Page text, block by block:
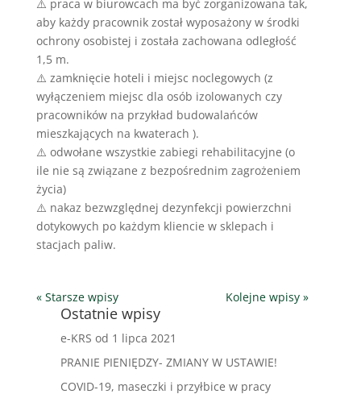
⚠️ praca w biurowcach ma być zorganizowana tak,
aby każdy pracownik został wyposażony w środki
ochrony osobistej i została zachowana odległość
1,5 m.
⚠️ zamknięcie hoteli i miejsc noclegowych (z
wyłączeniem miejsc dla osób izolowanych czy
pracowników na przykład budowalańców
mieszkających na kwaterach ).
⚠️ odwołane wszystkie zabiegi rehabilitacyjne (o
ile nie są związane z bezpośrednim zagrożeniem
życia)
⚠️ nakaz bezwzględnej dezynfekcji powierzchni
dotykowych po każdym kliencie w sklepach i
stacjach paliw.
« Starsze wpisy Kolejne wpisy »
Ostatnie wpisy
e-KRS od 1 lipca 2021
PRANIE PIENIĘDZY- ZMIANY W USTAWIE!
COVID-19, maseczki i przyłbice w pracy